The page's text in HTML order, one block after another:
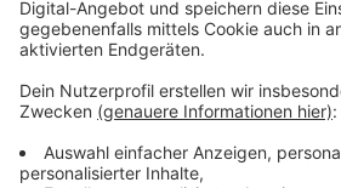
Anzeige
Am Abend sind die Ministerinnen
Staaten dann noch im Rathaus bei
Stephan Keller zu Gast, bevor es zu